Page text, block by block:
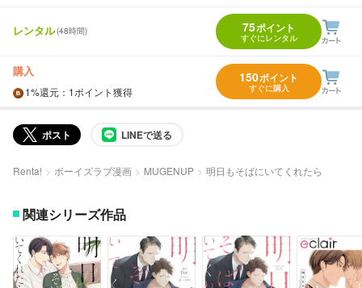
レンタル(48時間) 75ポイント
すぐにレンタル
購入
1%還元 ：1ポイント獲得
150ポイント
すぐに購入
ポスト LINEで送る
Renta! ボーイズラブ漫画 MUGENUP 明日もそばにいてくれたら
関連シリーズ作品